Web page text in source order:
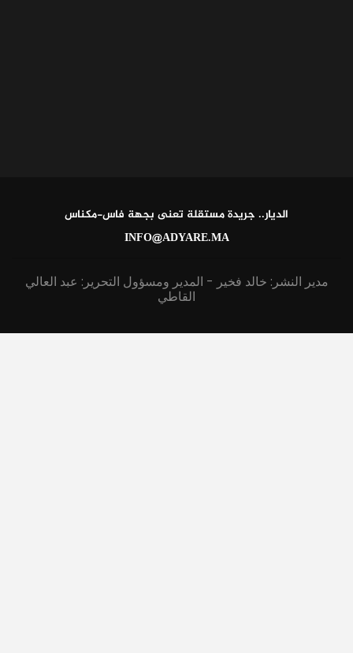
الديار.. جريدة مستقلة تعنى بجهة فاس-مكناس
INFO@ADYARE.MA
مدير النشر: خالد فخير - المدير ومسؤول التحرير: عبد العالي
القاطي